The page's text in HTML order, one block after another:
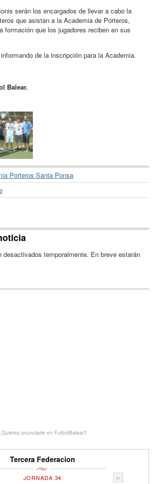
serán los encargados de llevar a cabo la
que asistan a la Academia de Porteros,
formación que los jugadores reciben en sus
de la inscripción para la Academia.
Balear.
Porteros Santa Ponsa
desactivados temporalmente. En breve estarán
anunciarte en FutbolBalear?
Tercera Federacion
»
JORNADA 34